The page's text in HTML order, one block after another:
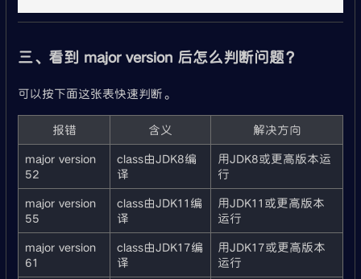
三、看到 major version 后怎么判断问题？
可以按下面这张表快速判断。
报错 含义
解决方向
major version
52
class由JDK8编
译
用JDK8或更高版本运
行
major version
55
class由JDK11编
译
用JDK11或更高版本
运行
major version
61
class由JDK17编
译
用JDK17或更高版本
运行